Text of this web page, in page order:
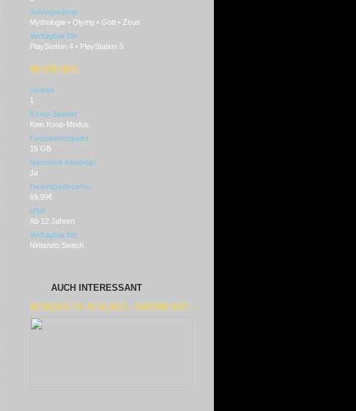
Schlagwörter
Mythologie • Olymp • Gott • Zeus
Verfügbar für
PlayStation 4 • PlayStation 5
NINTENDO
Spieler
1
Koop-Spieler
Kein Koop-Modus
Festplattenplatz
15 GB
Nunchuk benötigt
Ja
Downloadkosten
69,99€
USK
Ab 12 Jahren
Verfügbar für
Nintendo Switch
AUCH INTERESSANT
ECHOES OF AINCRAD - SWORD ART ...